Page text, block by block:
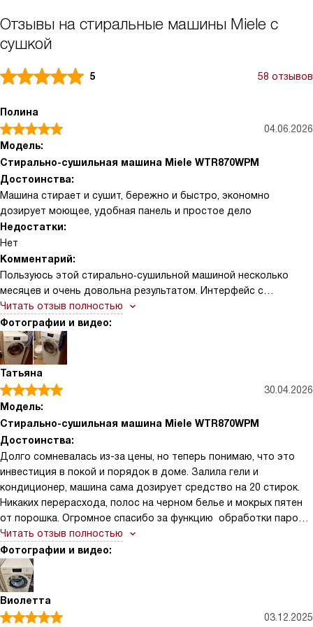
Отзывы на стиральные машины Miele с
сушкой
5 58 отзывов
Полина
04.06.2026
Модель:
Стирально-сушильная машина Miele WTR870WPM
Достоинства:
Машина стирает и сушит, бережно и быстро, экономно
дозирует моющее, удобная панель и простое дело
Недостатки:
Нет
Комментарий:
Пользуюсь этой стирально‑сушильной машиной несколько
месяцев и очень довольна результатом. Интерфейс с
наклонной панелью и MTouch понятен с первого раза,
программы логичные — не нужно всё время заглядывать в
инструкцию. Автодозирование TwinDos и капсулы CapDosing
действительно экономят время: раз в неделю залила и забыла
про дозу, вещи всегда отстираны равномерно. Функция
AddLoad один раз спасла меня, когда я вспомнила про
кофточку уже после старта — быстро докинула и продолжила
цикл без проблем
Читать отзыв полностью
Фотографии и видео:
Татьяна
30.04.2026
Модель:
Стирально-сушильная машина Miele WTR870WPM
Достоинства:
Долго сомневалась из-за цены, но теперь понимаю, что это
инвестиция в покой и порядок в доме. Залила гели и
кондиционер, машина сама дозирует средство на 20 стирок.
Никаких перерасхода, полос на черном белье и мокрых пятен
от порошка. Огромное спасибо за функцию обработки паром,
развешивать вещи после сушки не нужно, достаточно
запустить 15-минутную программу — рубашки висят как
отутюженные. Даже детские вещи с застарелыми пятнами
выходят идеально чистыми без предварительного
застирывания. Сушка конденсационная с датчиками
влажности. Загрузка 8 кг для семьи из 4 человек, в самый раз,
Читать отзыв полностью
Фотографии и видео:
Виолетта
03.12.2025